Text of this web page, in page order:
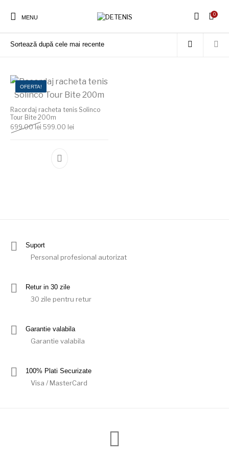
MENU
0
Prima pagină
Produse etichetate „Racordaj racheta tenis Solinco Tour Bite
OFERTA!
Racordaj racheta tenis Solinco
Tour Bite 200m
699.00lei Prețul inițial a fost: 699.00 lei.
599.00 lei
Acest produs are mai multe variații.
Suport
Personal profesional autorizat
Retur in 30 zile
30 zile pentru retur
Garantie valabila
Garantie valabila
100% Plati Securizate
Visa / MasterCard